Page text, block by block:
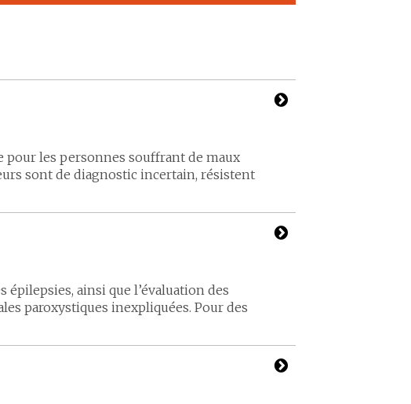
pour les personnes souffrant de maux
sont de diagnostic incertain, résistent
ainsi que l’évaluation des
paroxystiques inexpliquées. Pour des